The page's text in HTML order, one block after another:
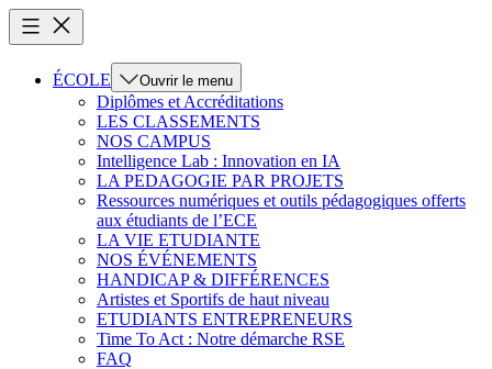
ÉCOLE Ouvrir le menu
Diplômes et Accréditations
LES CLASSEMENTS
NOS CAMPUS
Intelligence Lab : Innovation en IA
LA PEDAGOGIE PAR PROJETS
Ressources numériques et outils pédagogiques offerts
aux étudiants de l’ECE
LA VIE ETUDIANTE
NOS ÉVÉNEMENTS
HANDICAP & DIFFÉRENCES
Artistes et Sportifs de haut niveau
ETUDIANTS ENTREPRENEURS
Time To Act : Notre démarche RSE
FAQ